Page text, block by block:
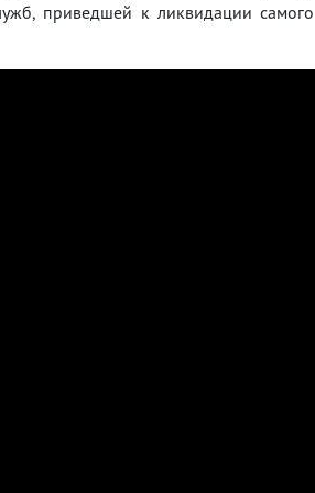
приведшей к ликвидации самого